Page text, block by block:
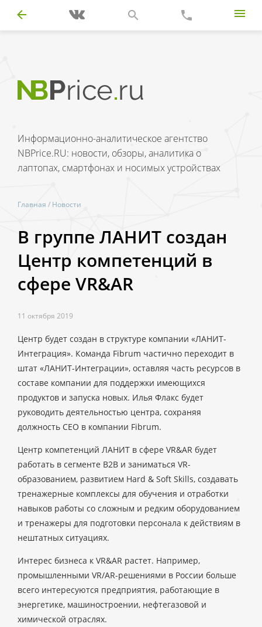
Информационно-аналитическое агентство
NBPrice.RU: новости, обзоры, аналитика о
лаптопах, смартфонах и носимых устройствах
Главная / Новости
В группе ЛАНИТ создан
Центр компетенций в
сфере VR&AR
11 октября 2019
Центр будет создан в структуре компании «ЛАНИТ-
Интеграция». Команда Fibrum частично переходит в
штат «ЛАНИТ-Интеграции», оставляя часть ресурсов в
составе компании для поддержки имеющихся
продуктов и запуска новых. Илья Флакс будет
руководить деятельностью центра, сохраняя
должность CEO в компании Fibrum.
Центр компетенций ЛАНИТ в сфере VR&AR будет
работать в сегменте B2B и заниматься VR-
образованием, развитием Hard & Soft Skills, создавать
тренажерные комплексы для обучения и отработки
навыков работы со сложным и редким оборудованием
и тренажеры для подготовки персонала к действиям в
нештатных ситуациях.
Интерес бизнеса к VR&AR растет. Например,
промышленными VR/AR-решениями в России больше
всего интересуются предприятия, работающие в
энергетике, машиностроении, нефтегазовой и
химической отраслях.